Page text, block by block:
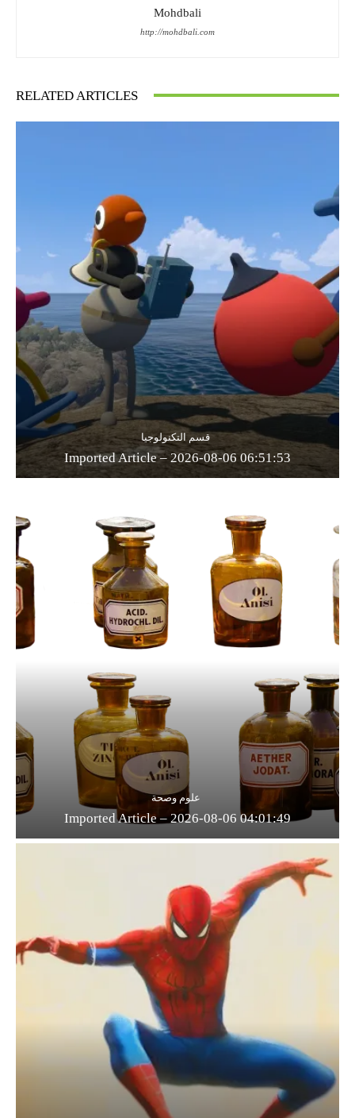
Mohdbali
http://mohdbali.com
RELATED ARTICLES
قسم التكنولوجيا
Imported Article – 2026-08-06 06:51:53
علوم وصحة
Imported Article – 2026-08-06 04:01:49